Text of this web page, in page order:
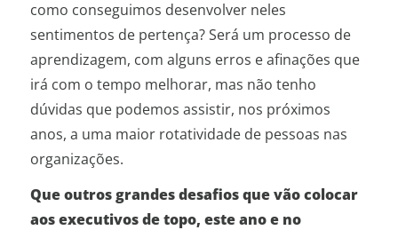
como conseguimos desenvolver neles
sentimentos de pertença? Será um processo de
aprendizagem, com alguns erros e afinações que
irá com o tempo melhorar, mas não tenho
dúvidas que podemos assistir, nos próximos
anos, a uma maior rotatividade de pessoas nas
organizações.
Que outros grandes desafios que vão colocar
aos executivos de topo, este ano e no